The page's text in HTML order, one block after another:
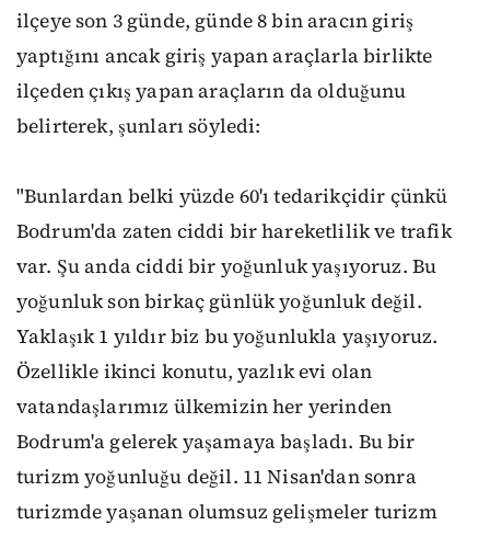
ilçeye son 3 günde, günde 8 bin aracın giriş
yaptığını ancak giriş yapan araçlarla birlikte
ilçeden çıkış yapan araçların da olduğunu
belirterek, şunları söyledi:
"Bunlardan belki yüzde 60'ı tedarikçidir çünkü
Bodrum'da zaten ciddi bir hareketlilik ve trafik
var. Şu anda ciddi bir yoğunluk yaşıyoruz. Bu
yoğunluk son birkaç günlük yoğunluk değil.
Yaklaşık 1 yıldır biz bu yoğunlukla yaşıyoruz.
Özellikle ikinci konutu, yazlık evi olan
vatandaşlarımız ülkemizin her yerinden
Bodrum'a gelerek yaşamaya başladı. Bu bir
turizm yoğunluğu değil. 11 Nisan'dan sonra
turizmde yaşanan olumsuz gelişmeler turizm